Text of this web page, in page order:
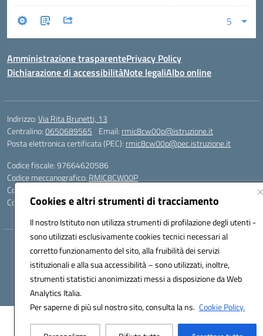
Cookies e altri strumenti di tracciamento
Il nostro Istituto non utilizza strumenti di profilazione degli utenti -
sono utilizzati esclusivamente cookies tecnici necessari al
corretto funzionamento del sito, alla fruibilità dei servizi
istituzionali e alla sua accessibilità – sono utilizzati, inoltre,
strumenti statistici anonimizzati messi a disposizione da Web
Analytics Italia.
Per saperne di più sul nostro sito, consulta la ns. Cookie Policy.
Amministrazione trasparentePrivacy Policy
Dichiarazione di accessibilitàNote legaliAlbo online
Indirizzo:Via Rita Brunetti, 13
Centralino:0650689565 Email: rmic8cw00p@istruzione.it
Posta elettronica certificata (PEC): rmic8cw00p@pec.istruzione.it
Codice fiscale: 97664620586
Codice meccanografico: RMIC8CW00P
Codice Indice delle Pubbliche Amministrazioni (IPA): istsc_RMIC8CW00P
Codice unico di fatturazione (CUF): UFA4NE
Hosting & Powered by 3D Solution S.r.l.
Concept & Design by Designers Italia